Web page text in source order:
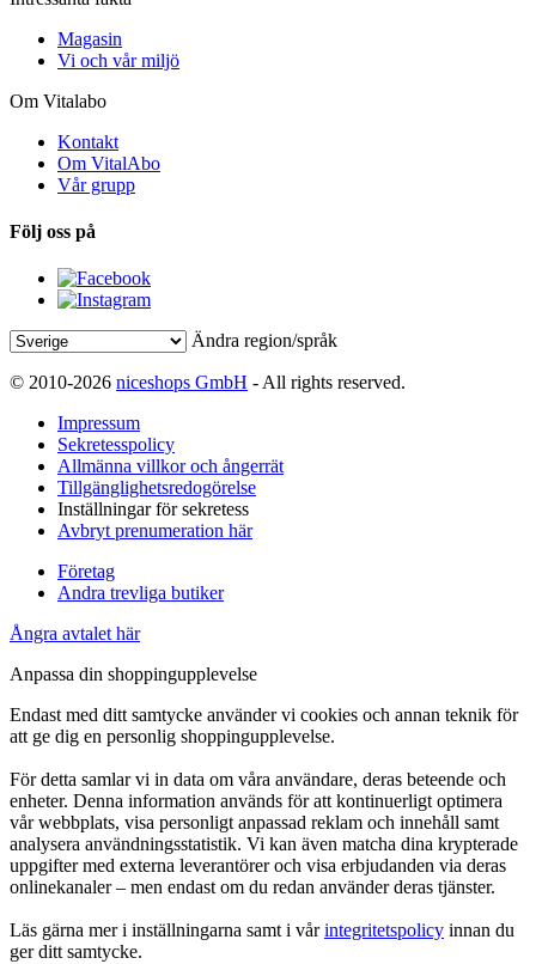
Magasin
Vi och vår miljö
Om Vitalabo
Kontakt
Om VitalAbo
Vår grupp
Följ oss på
Ändra region/språk
© 2010-2026 niceshops GmbH - All rights reserved.
Impressum
Sekretesspolicy
Allmänna villkor och ångerrät
Tillgänglighetsredogörelse
Inställningar för sekretess
Avbryt prenumeration här
Företag
Andra trevliga butiker
Ångra avtalet här
Anpassa din shoppingupplevelse
Endast med ditt samtycke använder vi cookies och annan teknik för
att ge dig en personlig shoppingupplevelse.
För detta samlar vi in data om våra användare, deras beteende och
enheter. Denna information används för att kontinuerligt optimera
vår webbplats, visa personligt anpassad reklam och innehåll samt
analysera användningsstatistik. Vi kan även matcha dina krypterade
uppgifter med externa leverantörer och visa erbjudanden via deras
onlinekanaler – men endast om du redan använder deras tjänster.
Läs gärna mer i inställningarna samt i vårintegritetspolicy innan du
ger ditt samtycke.